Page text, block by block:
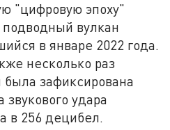
"цифровую эпоху"
подводный вулкан
в январе 2022 года.
несколько раз
зафиксирована
удара
в 256 децибел.